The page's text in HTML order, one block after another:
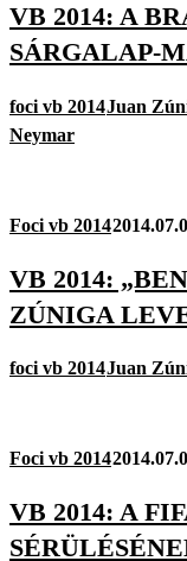
VB 2014: A
SÁRGALAP-
foci vb 2014Juan
Neymar
Foci vb 2014
VB 2014:
ZÚNIGA
foci vb 2014Juan
Foci vb 2014
VB 2014: A